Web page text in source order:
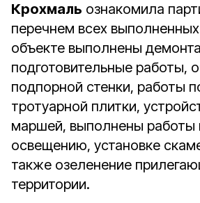
Крохмаль ознакомила
перечнем всех
объекте выполнены
подготовительные работы,
подпорной стенки, работы
тротуарной плитки,
маршей, выполнены работы
освещению, установке
также озеленение
территории.